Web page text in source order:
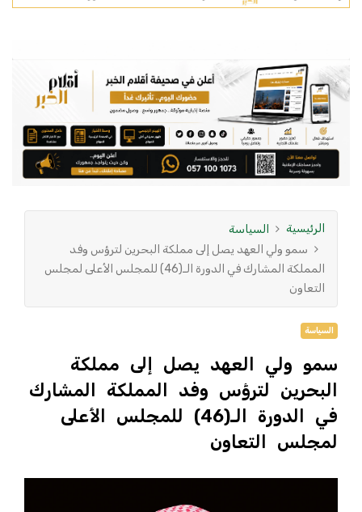
الرئيسية
السياسة
سمو ولي العهد يصل إلى مملكة البحرين لترؤس وفد
المملكة المشارك في الدورة الـ(46) للمجلس الأعلى لمجلس
التعاون
السياسة
سمو ولي العهد يصل إلى مملكة
البحرين لترؤس وفد المملكة المشارك
في الدورة الـ(46) للمجلس الأعلى
لمجلس التعاون